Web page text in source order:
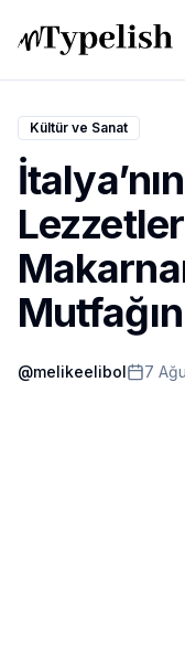
Dünya
Film ve Dizi
Kültür ve Sanat
Sağlık
Siyaset ve Tarih
Kültür ve Sanat
Mutfağın
@melikeelibol 7